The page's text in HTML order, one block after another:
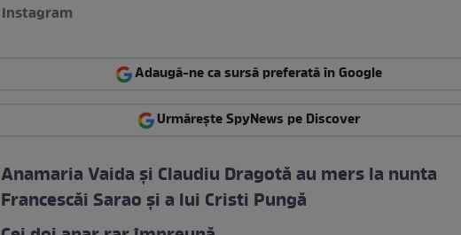
Instagram
Adaugă-ne ca sursă preferată în Google
Urmărește SpyNews pe Discover
Anamaria Vaida și Claudiu Dragotă au mers la nunta
Francescăi Sarao și a lui Cristi Pungă